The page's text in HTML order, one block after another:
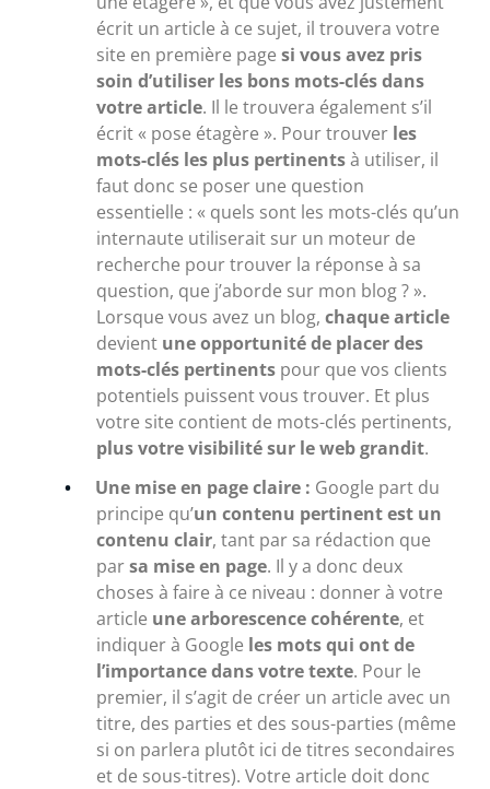
écrit un article à ce sujet, il trouvera votre
site en première page si vous avez pris
soin d’utiliser les bons mots-clés dans
votre article. Il le trouvera également s’il
écrit « pose étagère ». Pour trouver les
mots-clés les plus pertinentsà utiliser, il
faut donc se poser une question
essentielle : « quels sont les mots-clés qu’un
internaute utiliserait sur un moteur de
recherche pour trouver la réponse à sa
question, que j’aborde sur mon blog ? ».
Lorsque vous avez un blog, chaque article
devient une opportunité de placer des
mots-clés pertinents pour que vos clients
potentiels puissent vous trouver. Et plus
votre site contient de mots-clés pertinents,
plus votre visibilité sur le web grandit.
Une mise en page claire : Google part du
principe qu’un contenu pertinent est un
contenu clair, tant par sa rédaction que
parsa mise en page. Il y a donc deux
choses à faire à ce niveau : donner à votre
article une arborescence cohérente, et
indiquer à Google les mots qui ont de
l’importance dans votre texte. Pour le
premier, il s’agit de créer un article avec un
titre, des parties et des sous-parties (même
si on parlera plutôt ici de titres secondaires
et de sous-titres). Votre article doit donc